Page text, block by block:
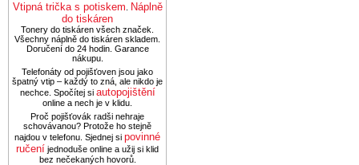
Vtipná trička s potiskem Náplně
do tiskáren
Tonery do tiskáren všech značek.
Všechny náplně do tiskáren skladem.
Doručení do 24 hodin. Garance
nákupu.
Telefonáty od pojišťoven jsou jako
špatný vtip – každý to zná, ale nikdo je
nechce. Spočítej si autopojištění
online a nech je v klidu.
Proč pojišťovák radši nehraje
schovávanou? Protože ho stejně
najdou v telefonu. Sjednej si povinné
ručení jednoduše online a užij si klid
bez nečekaných hovorů.